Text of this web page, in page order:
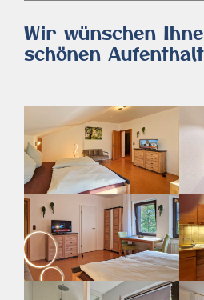
Wir wünschen
schönen